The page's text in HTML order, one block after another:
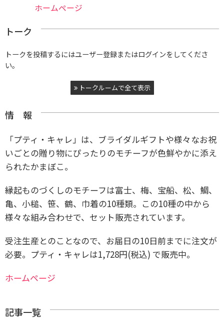
ホームページ
トーク
トークを投稿するにはユーザー登録またはログインをしてくださ
い。
トークルームで全て表示
情 報
「プティ・キャレ」は、ブライダルギフトや様々なお祝
いごとの贈り物にぴったりのモチーフが色鮮やかに添え
られたかまぼこ。
縁起ものづくしのモチーフは富士、梅、宝船、松、鯛、
亀、小槌、笹、鶴、巾着の10種類。この10種の中から
様々な組み合わせで、セット販売されています。
受注生産とのことなので、お届日の10日前までに注文が
必要。 プティ・キャレは1,728円(税込) で販売中。
ホームページ
記事一覧